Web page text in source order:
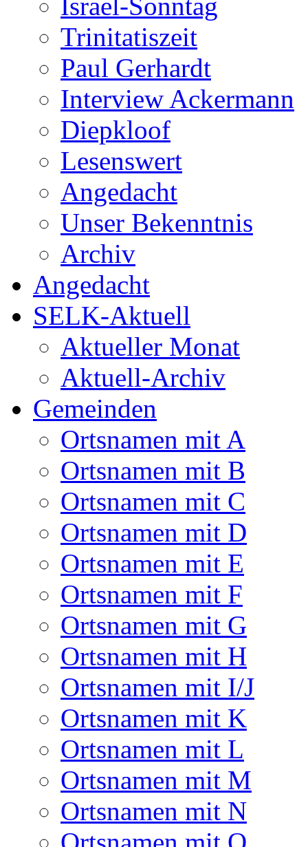
Trinitatiszeit
Paul Gerhardt
Interview Ackermann
Diepkloof
Lesenswert
Angedacht
Unser Bekenntnis
Archiv
Angedacht
SELK-Aktuell
Aktueller Monat
Aktuell-Archiv
Gemeinden
Ortsnamen mit A
Ortsnamen mit B
Ortsnamen mit C
Ortsnamen mit D
Ortsnamen mit E
Ortsnamen mit F
Ortsnamen mit G
Ortsnamen mit H
Ortsnamen mit I/J
Ortsnamen mit K
Ortsnamen mit L
Ortsnamen mit M
Ortsnamen mit N